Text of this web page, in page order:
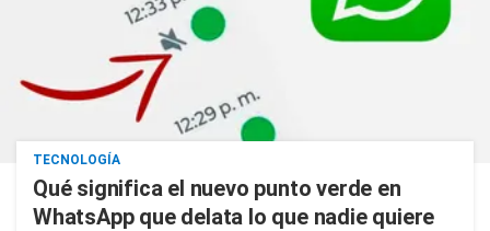
TECNOLOGÍA
Qué significa el nuevo punto verde en
WhatsApp que delata lo que nadie quiere